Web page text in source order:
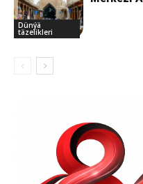
Dünýä
täzelikleri